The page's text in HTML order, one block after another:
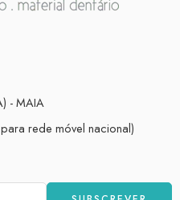
- MAIA
rede móvel nacional)